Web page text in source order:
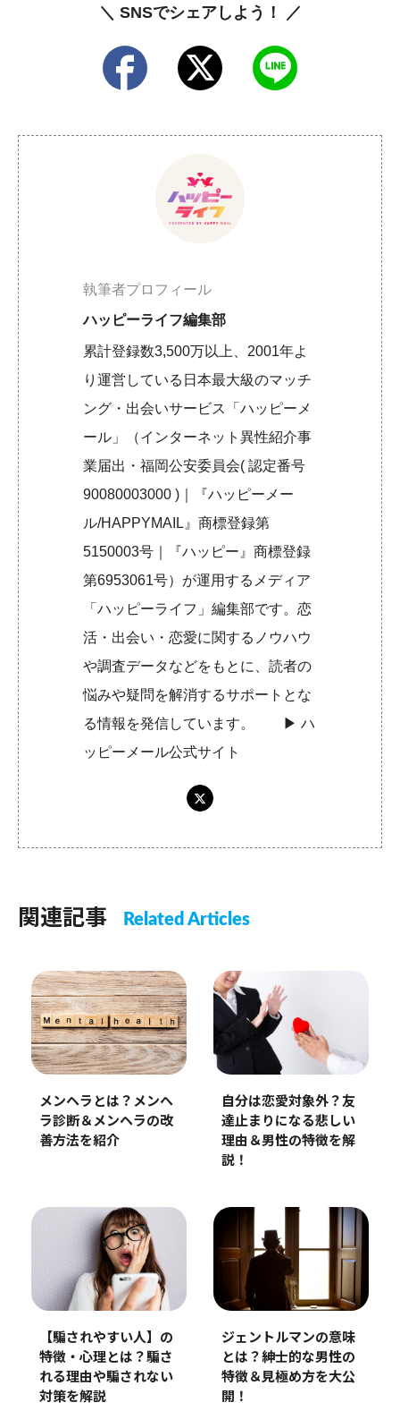
＼ SNSでシェアしよう！ ／
執筆者プロフィール
ハッピーライフ編集部
累計登録数3,500万以上、2001年よ
り運営している日本最大級のマッチ
ング・出会いサービス「ハッピーメ
ール」（インターネット異性紹介事
業届出・福岡公安委員会( 認定番号
90080003000 )｜『ハッピーメー
ル/HAPPYMAIL』商標登録第
5150003号｜『ハッピー』商標登録
第6953061号）が運用するメディア
「ハッピーライフ」編集部です。恋
活・出会い・恋愛に関するノウハウ
や調査データなどをもとに、読者の
悩みや疑問を解消するサポートとな
る情報を発信しています。 ▶︎ハ
ッピーメール公式サイト
関連記事 Related Articles
メンヘラとは？メンヘ
ラ診断＆メンヘラの改
善方法を紹介
自分は恋愛対象外？友
達止まりになる悲しい
理由＆男性の特徴を解
説！
【騙されやすい人】の
特徴・心理とは？騙さ
れる理由や騙されない
対策を解説
ジェントルマンの意味
とは？紳士的な男性の
特徴＆見極め方を大公
開！